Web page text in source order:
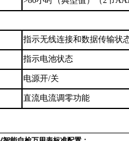
指示无线连接和数据传输状
指示电池状态
电源开/关
直流电流调零功能